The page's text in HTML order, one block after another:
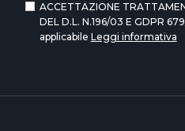
ACCETTAZIONE
DEL D.L. N.196/03 E GDPR
applicabile Leggi informativa